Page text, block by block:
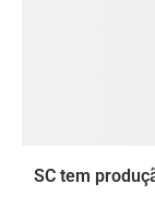
SC tem